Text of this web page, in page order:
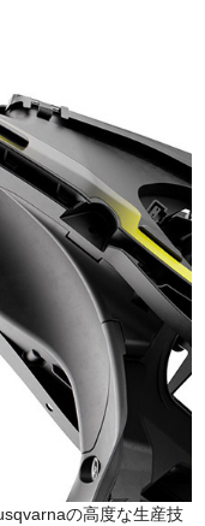
の高度な生産技